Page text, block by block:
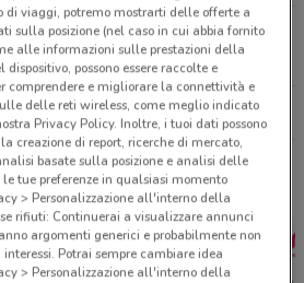
Tutti i negozi Original Marines
vicinanze
di viaggi, potremo mostrarti delle offerte a
sulla posizione (nel caso in cui abbia fornito
alle informazioni sulle prestazioni della
possono essere raccolte e
comprendere e migliorare la connettività e
delle reti wireless, come meglio indicato
Privacy Policy. Inoltre, i tuoi dati possono
creazione di report, ricerche di mercato,
basate sulla posizione e analisi delle
tue preferenze in qualsiasi momento
> Personalizzazione all'interno della
rifiuti: Continuerai a visualizzare annunci
argomenti generici e probabilmente non
Potrai sempre cambiare idea
> Personalizzazione all'interno della